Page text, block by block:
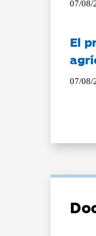
07/08/
El
07/08/